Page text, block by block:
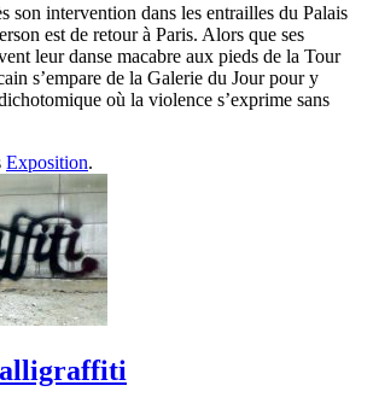
son intervention dans les entrailles du Palais
est de retour à Paris. Alors que ses
leur danse macabre aux pieds de la Tour
s’empare de la Galerie du Jour pour y
où la violence s’exprime sans
Exposition.